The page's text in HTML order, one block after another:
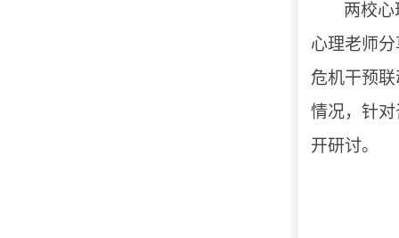
两校
心理老师
危机干预
情况，针
开研讨。